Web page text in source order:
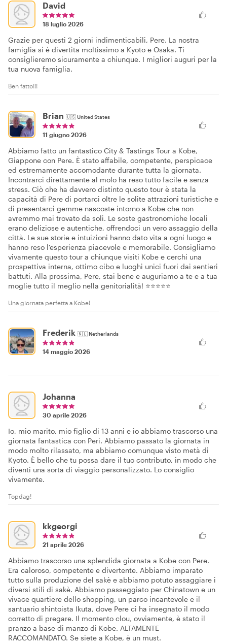
David
18 luglio 2026
Grazie per questi 2 giorni indimenticabili, Pere. La nostra
famiglia si è divertita moltissimo a Kyoto e Osaka. Ti
consiglieremo sicuramente a chiunque. I migliori auguri per la
tua nuova famiglia.
Ben fatto!!!
Brian 🇺🇸United States
11 giugno 2026
Abbiamo fatto un fantastico City & Tastings Tour a Kobe,
Giappone con Pere. È stato affabile, competente, perspicace
ed estremamente accomodante durante tutta la giornata.
Incontrarci direttamente al molo ha reso tutto facile e senza
stress. Ciò che ha davvero distinto questo tour è stata la
capacità di Pere di portarci oltre le solite attrazioni turistiche e
di presentarci gemme nascoste intorno a Kobe che non
avremmo mai trovato da soli. Le soste gastronomiche locali
erano deliziose e autentiche, offrendoci un vero assaggio della
città. Le sue storie e intuizioni hanno dato vita a ogni luogo e
hanno reso l'esperienza piacevole e memorabile. Consigliamo
vivamente questo tour a chiunque visiti Kobe e cerchi una
prospettiva interna, ottimo cibo e luoghi unici fuori dai sentieri
battuti. Alla prossima, Pere, stai bene e auguriamo a te e a tua
moglie tutto il meglio nella genitorialità! ⭐⭐⭐⭐⭐
Una giornata perfetta a Kobe!
Frederik 🇳🇱Netherlands
14 maggio 2026
Johanna
30 aprile 2026
Io, mio marito, mio figlio di 13 anni e io abbiamo trascorso una
giornata fantastica con Peri. Abbiamo passato la giornata in
modo molto rilassato, ma abbiamo comunque visto metà di
Kyoto. È bello che tu possa dare il tuo contributo, in modo che
diventi una sorta di viaggio personalizzato. Lo consiglio
vivamente.
Topdag!
kkgeorgi
21 aprile 2026
Abbiamo trascorso una splendida giornata a Kobe con Pere.
Era caloroso, competente e divertente. Abbiamo imparato
tutto sulla produzione del sakè e abbiamo potuto assaggiare i
diversi stili di sakè. Abbiamo passeggiato per Chinatown e un
vivace quartiere dello shopping, un parco incantevole e il
santuario shintoista Ikuta, dove Pere ci ha insegnato il modo
corretto di pregare. Il momento clou, ovviamente, è stato il
pranzo a base di manzo di Kobe. ALTAMENTE
RACCOMANDATO. Se siete a Kobe, è un must.